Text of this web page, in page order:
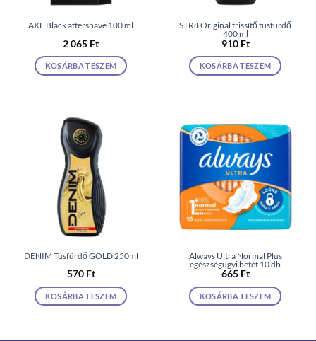
AXE Black aftershave 100 ml
2 065 Ft
KOSÁRBA TESZEM
STR8 Original frissítő tusfürdő
400 ml
910 Ft
KOSÁRBA TESZEM
DENIM Tusfürdő GOLD 250ml
570 Ft
KOSÁRBA TESZEM
Always Ultra Normal Plus
egészségügyi betét 10 db
665 Ft
KOSÁRBA TESZEM